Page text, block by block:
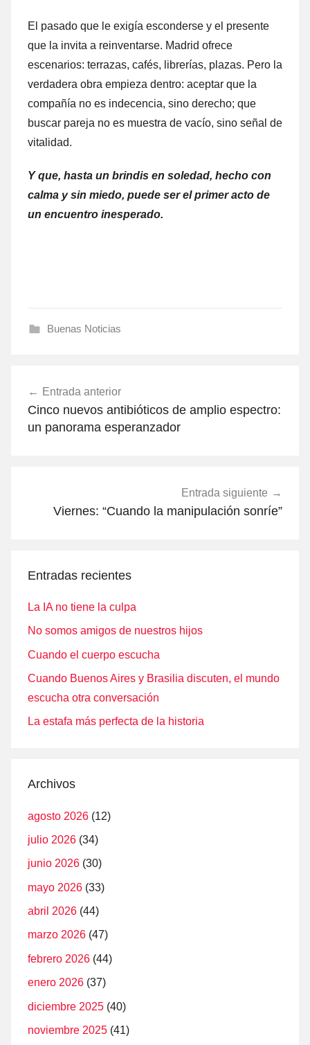
El pasado que le exigía esconderse y el presente
que la invita a reinventarse. Madrid ofrece
escenarios: terrazas, cafés, librerías, plazas. Pero la
verdadera obra empieza dentro: aceptar que la
compañía no es indecencia, sino derecho; que
buscar pareja no es muestra de vacío, sino señal de
vitalidad.
Y que, hasta un brindis en soledad, hecho con
calma y sin miedo, puede ser el primer acto de
un encuentro inesperado.
Buenas Noticias
de
entradas
Entrada anterior
Cinco nuevos antibióticos de amplio espectro:
un panorama esperanzador
Entrada siguiente
Viernes: “Cuando la manipulación sonríe”
Entradas recientes
La IA no tiene la culpa
No somos amigos de nuestros hijos
Cuando el cuerpo escucha
Cuando Buenos Aires y Brasilia discuten, el mundo
escucha otra conversación
La estafa más perfecta de la historia
Archivos
agosto 2026 (12)
julio 2026 (34)
junio 2026 (30)
mayo 2026 (33)
abril 2026 (44)
marzo 2026 (47)
febrero 2026 (44)
enero 2026 (37)
diciembre 2025 (40)
noviembre 2025 (41)